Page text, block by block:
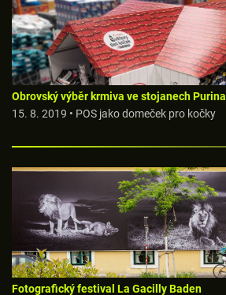
Obrovský výběr krmiva ve stojanech Purina
15. 8. 2019 • POS jako domeček pro kočky
Fotografický festival La Gacilly Baden